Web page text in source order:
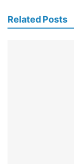
Related Posts